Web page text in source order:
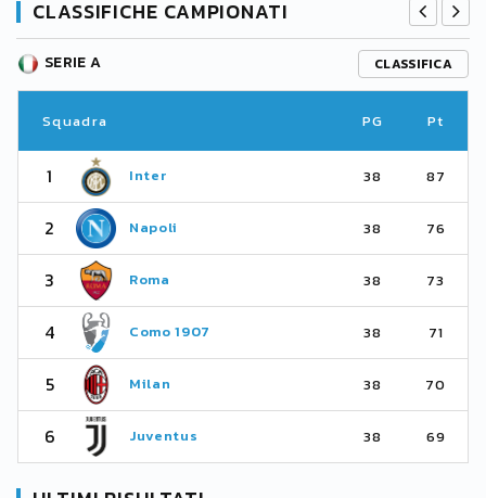
CLASSIFICHE CAMPIONATI
SERIE A CLASSIFICA
Squadra PG Pt
1 Inter 38 87
2 Napoli 38 76
3 Roma 38 73
4 Como 1907 38 71
5 Milan 38 70
6 Juventus 38 69